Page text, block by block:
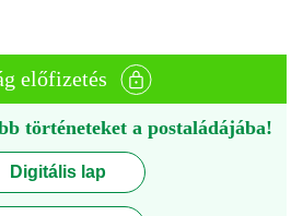
előfizetés
történeteket a postaládájába!
Digitális lap